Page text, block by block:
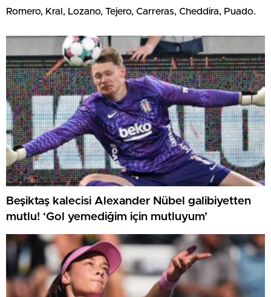
Romero, Kral, Lozano, Tejero, Carreras, Cheddira, Puado.
Beşiktaş kalecisi Alexander Nübel galibiyetten
mutlu! ‘Gol yemediğim için mutluyum’